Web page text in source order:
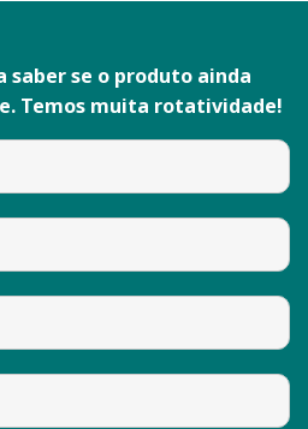
se o produto ainda
Temos muita rotatividade!